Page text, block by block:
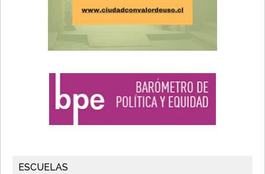
ESCUELAS